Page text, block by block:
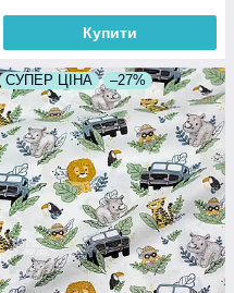
Купити
СУПЕР ЦІНА –27%